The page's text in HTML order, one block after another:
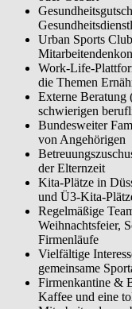
Urban Sports
Work-Life-
die Themen
Externe Beratung
schwierigen
Bundesweiter
von Angehörigen
der Elternzeit
Kita-Plätze in
und Ü3-Kita-
Regelmäßige
Weihnachtsfeier,
Firmenläufe
Vielfältige
gemeinsame
Firmenkantine &
Kaffee und eine